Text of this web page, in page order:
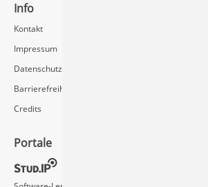
Info
Kontakt
Impressum
Datenschutz
Barrierefreiheit
Credits
Portale